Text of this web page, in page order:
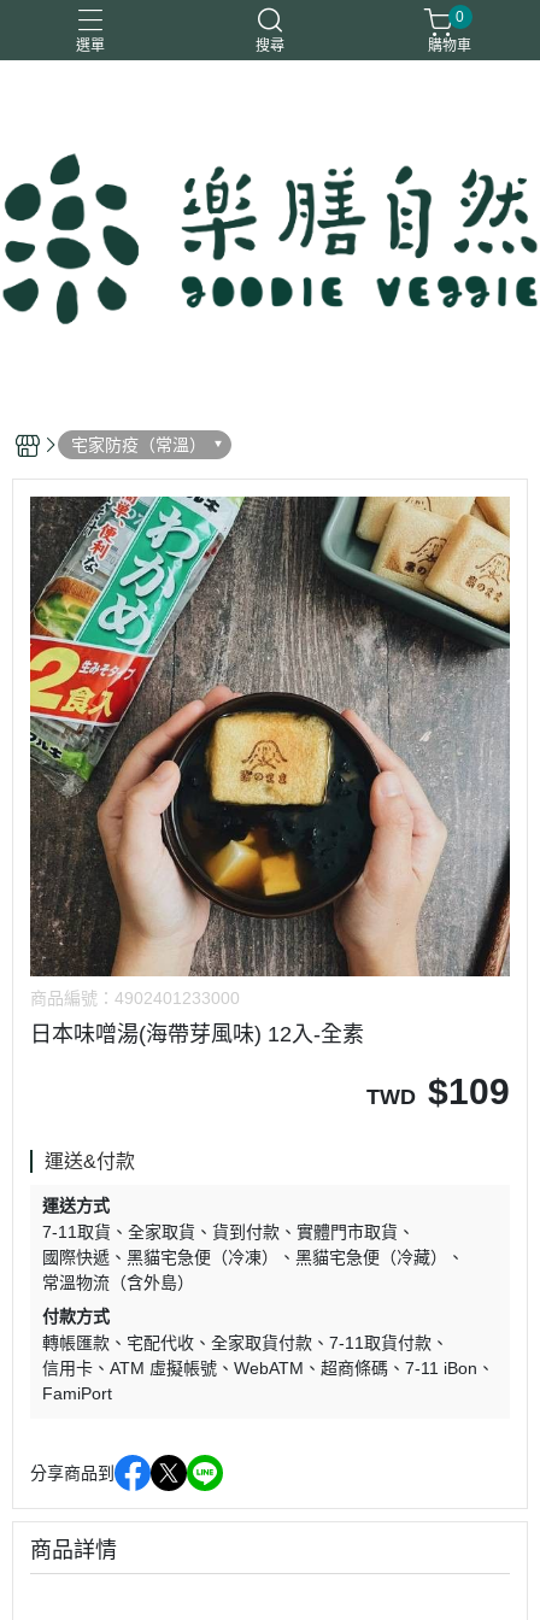
選單 搜尋
一樂鶴
0
購物車
宅家防疫（常溫）
商品編號： 4902401233000
日本味噌湯(海帶芽風味) 12入-全素
TWD $109
運送&付款
運送方式
7-11取貨
全家取貨 貨到付款
實體門市取貨
國際快遞
黑貓宅急便（冷凍）
黑貓宅急便（冷藏）
常溫物流（含外島）
付款方式
轉帳匯款
宅配代收 全家取貨付款
7-11取貨付款
信用卡
ATM 虛擬帳號 WebATM 超商條碼
7-11 iBon
FamiPort
分享商品到
商品詳情